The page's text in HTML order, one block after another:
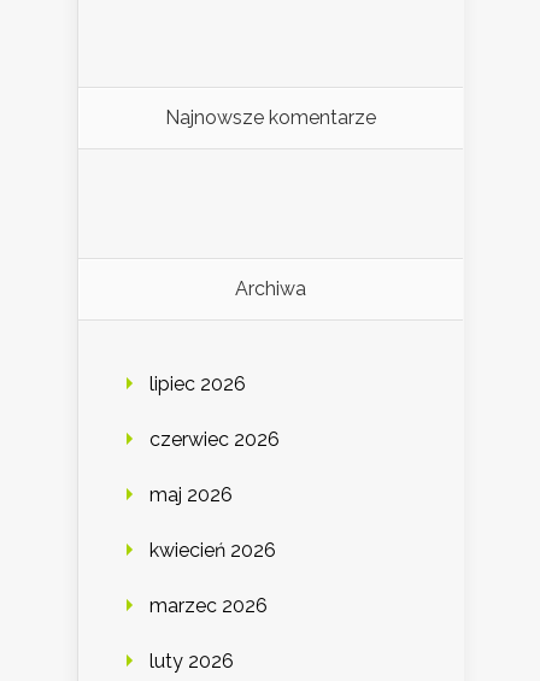
Najnowsze komentarze
Archiwa
lipiec 2026
czerwiec 2026
maj 2026
kwiecień 2026
marzec 2026
luty 2026